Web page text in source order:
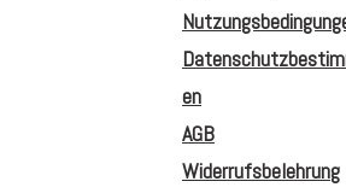
en
AGB
Widerrufsbelehrung